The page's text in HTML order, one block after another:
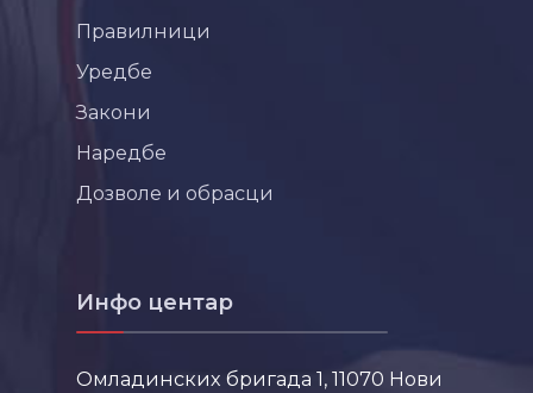
Правилници
Уредбе
Закони
Наредбе
Дозволе и обрасци
Инфо центар
Омладинских бригада 1, 11070 Нови